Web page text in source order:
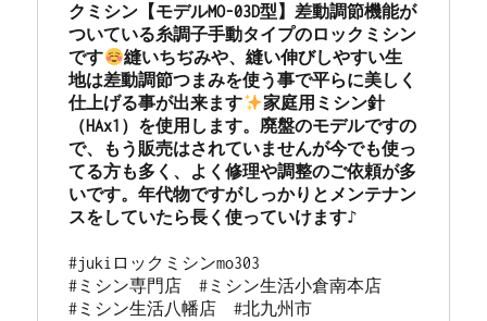
クミシン【モデルMO-03D型】差動調節機能が
ついている糸調子手動タイプのロックミシン
です
縫いちぢみや、縫い伸びしやすい生
地は差動調節つまみを使う事で平らに美しく
仕上げる事が出来ます
家庭用ミシン針
（HAx1）を使用します。廃盤のモデルですの
で、もう販売はされていませんが今でも使っ
てる方も多く、よく修理や調整のご依頼が多
いです。年代物ですがしっかりとメンテナン
#jukiロックミシンmo303
#ミシン専門店  #ミシン生活小倉南本店
#ミシン生活八幡店  #北九州市